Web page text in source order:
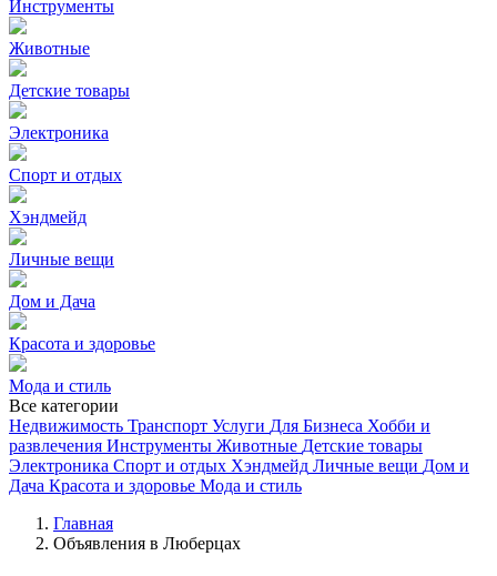
Инструменты
Животные
Детские товары
Электроника
Спорт и отдых
Хэндмейд
Личные вещи
Дом и Дача
Красота и здоровье
Мода и стиль
Все категории
Недвижимость Транспорт Услуги Для Бизнеса Хобби и
развлечения Инструменты Животные Детские товары
Электроника Спорт и отдых Хэндмейд Личные вещи Дом и
Дача Красота и здоровье Мода и стиль
Главная
Объявления в Люберцах